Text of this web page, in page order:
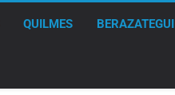
QUILMES BERAZATEGUI